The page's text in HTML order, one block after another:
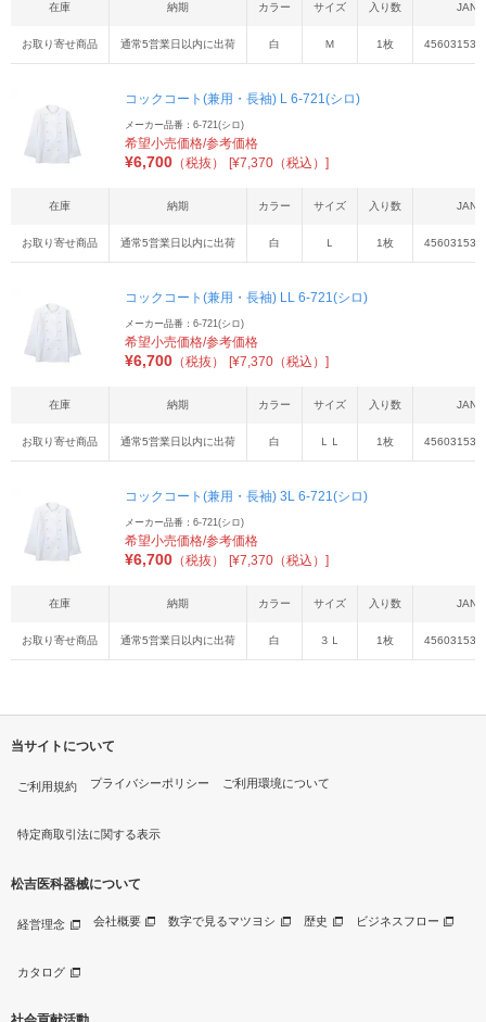
在庫 納期 カラー サイズ 入り数 JAN
お取り寄せ商品 通常5営業日以内に出荷 白 Ｍ 1枚
コックコート(兼用・長袖) L 6-721(シロ)
メーカー品番：6-721(シロ)
希望小売価格/参考価格
¥6,700 （税抜） [¥7,370（税込）]
在庫 納期 カラー サイズ 入り数 JAN
お取り寄せ商品 通常5営業日以内に出荷 白 Ｌ 1枚
コックコート(兼用・長袖) LL 6-721(シロ)
メーカー品番：6-721(シロ)
希望小売価格/参考価格
¥6,700 （税抜） [¥7,370（税込）]
在庫 納期 カラー サイズ 入り数 JAN
お取り寄せ商品 通常5営業日以内に出荷 白 ＬＬ 1枚
コックコート(兼用・長袖) 3L 6-721(シロ)
メーカー品番：6-721(シロ)
希望小売価格/参考価格
¥6,700 （税抜） [¥7,370（税込）]
在庫 納期 カラー サイズ 入り数 JAN
お取り寄せ商品 通常5営業日以内に出荷 白 ３Ｌ 1枚
当サイトについて
ご利用規約 プライバシーポリシー ご利用環境について
特定商取引法に関する表示
松吉医科器械について
経営理念 会社概要 数字で見るマツヨシ 歴史 ビジネスフロー
カタログ